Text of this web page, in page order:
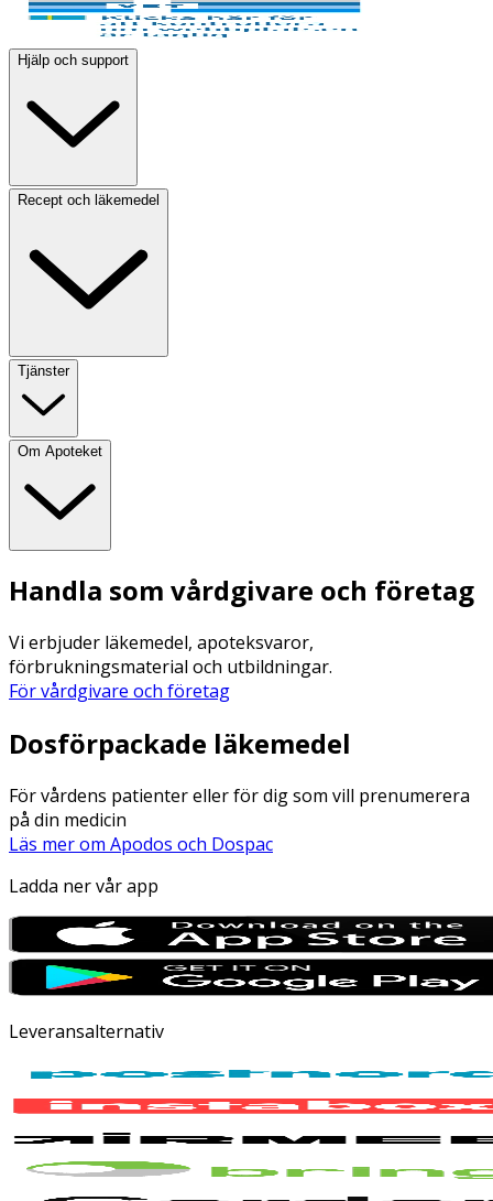
Hjälp och support
Recept och läkemedel
Tjänster
Om Apoteket
Handla som vårdgivare och företag
Vi erbjuder läkemedel, apoteksvaror,
förbrukningsmaterial och utbildningar.
För vårdgivare och företag
Dosförpackade läkemedel
För vårdens patienter eller för dig som vill prenumerera
på din medicin
Läs mer om Apodos och Dospac
Ladda ner vår app
Leveransalternativ